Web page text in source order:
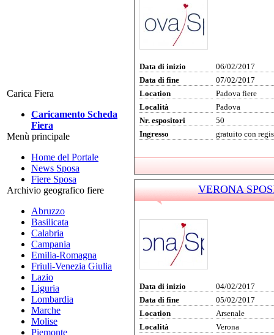
Carica Fiera
Caricamento Scheda
Fiera
Menù principale
Home del Portale
News Sposa
Fiere Sposa
Archivio geografico fiere
Abruzzo
Basilicata
Calabria
Campania
Emilia-Romagna
Friuli-Venezia Giulia
Lazio
Liguria
Lombardia
Marche
Molise
Piemonte
Data di inizio
06/02/2017
Data di fine
07/02/2017
Location
Padova fiere
Località
Padova
Nr. espositori
50
Ingresso
gratuito con
VERONA
Data di inizio
04/02/2017
Data di fine
05/02/2017
Location
Arsenale
Località
Verona